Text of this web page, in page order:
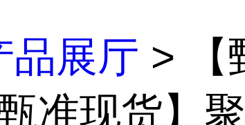
品展厅 > 【
准现货】